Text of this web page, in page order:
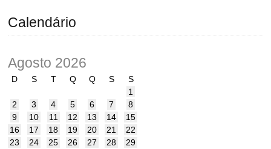
Calendário
Agosto 2026
D S T Q Q S
S
1
2
3 4 5 6 7
8
9
10 11 12 13 14
15
16
17 18 19 20 21
22
23
24 25 26 27 28
29